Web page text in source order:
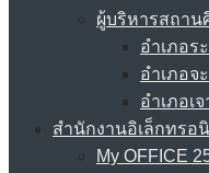
ผู้บริหารสถาน
อำเภอร
อำเภอจ
อำเภอเ
สำนักงานอิเล็กทรอ
My OFFICE